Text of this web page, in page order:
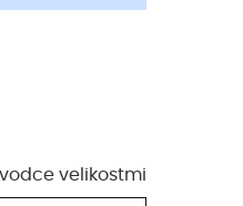
velikostmi